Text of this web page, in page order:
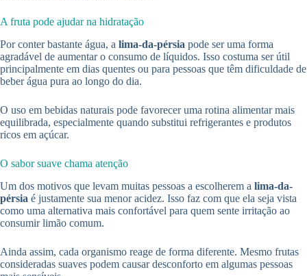
A fruta pode ajudar na hidratação
Por conter bastante água, a lima-da-pérsia pode ser uma forma
agradável de aumentar o consumo de líquidos. Isso costuma ser útil
principalmente em dias quentes ou para pessoas que têm dificuldade de
beber água pura ao longo do dia.
O uso em bebidas naturais pode favorecer uma rotina alimentar mais
equilibrada, especialmente quando substitui refrigerantes e produtos
ricos em açúcar.
O sabor suave chama atenção
Um dos motivos que levam muitas pessoas a escolherem a lima-da-
pérsia é justamente sua menor acidez. Isso faz com que ela seja vista
como uma alternativa mais confortável para quem sente irritação ao
consumir limão comum.
Ainda assim, cada organismo reage de forma diferente. Mesmo frutas
consideradas suaves podem causar desconforto em algumas pessoas